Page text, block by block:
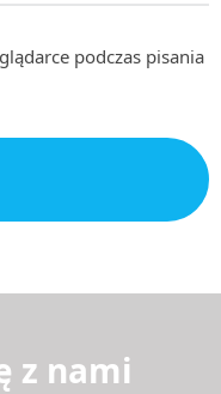
podczas pisania
z nami